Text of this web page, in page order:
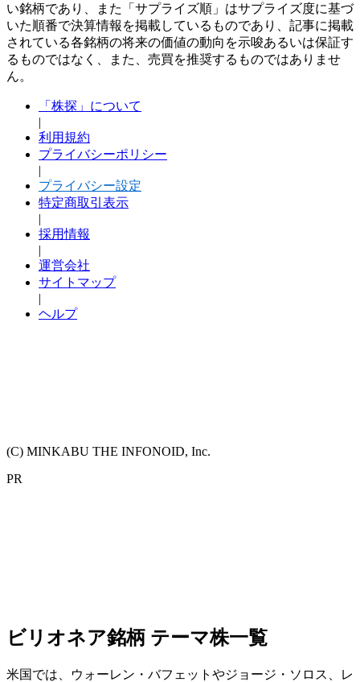
い銘柄であり、また「サプライズ順」はサプライズ度に基づ
いた順番で決算情報を掲載しているものであり、記事に掲載
されている各銘柄の将来の価値の動向を示唆あるいは保証す
るものではなく、また、売買を推奨するものではありませ
ん。
「株探」について
|
利用規約
プライバシーポリシー
|
プライバシー設定
特定商取引表示
|
採用情報
|
運営会社
サイトマップ
|
ヘルプ
(C) MINKABU THE INFONOID, Inc.
PR
ビリオネア銘柄 テーマ株一覧
米国では、ウォーレン・バフェットやジョージ・ソロス、レ